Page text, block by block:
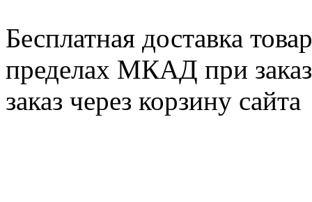
Бесплатная доставка
пределах МКАД при
заказ через корзину сайта